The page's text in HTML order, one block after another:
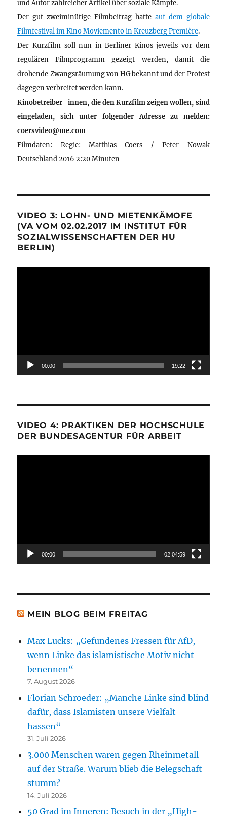
und Autor zahlreicher Artikel über soziale Kämpfe.
Der gut zweiminütige Filmbeitrag hatte auf dem globale
Filmfestival im Kino Moviemento in Kreuzberg Première.
Der Kurzfilm soll nun in Berliner Kinos jeweils vor dem
regulären Filmprogramm gezeigt werden, damit die
drohende Zwangsräumung von HG bekannt und der Protest
dagegen verbreitet werden kann.
Kinobetreiber_innen, die den Kurzfilm zeigen wollen, sind
eingeladen, sich unter folgender Adresse zu melden:
coersvideo@me.com
Filmdaten: Regie: Matthias Coers / Peter Nowak
Deutschland 2016 2:20 Minuten
VIDEO 3: LOHN- UND MIETENKÄMOFE
(VA VOM 02.02.2017 IM INSTITUT FÜR
SOZIALWISSENSCHAFTEN DER HU
BERLIN)
00:00 19:22
VIDEO 4: PRAKTIKEN DER HOCHSCHULE
DER BUNDESAGENTUR FÜR ARBEIT
00:00 02:04:59
MEIN BLOG BEIM FREITAG
Max Lucks: „Gefundenes Fressen für AfD,
wenn Linke das islamistische Motiv nicht
benennen“
7. August 2026
Florian Schroeder: „Manche Linke sind blind
dafür, dass Islamisten unsere Vielfalt
hassen“
31. Juli 2026
3.000 Menschen waren gegen Rheinmetall
auf der Straße. Warum blieb die Belegschaft
stumm?
14. Juli 2026
50 Grad im Inneren: Besuch in der „High-